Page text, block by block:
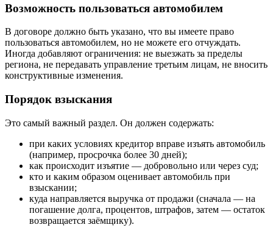
Возможность пользоваться автомобилем
В договоре должно быть указано, что вы имеете право
пользоваться автомобилем, но не можете его отчуждать.
Иногда добавляют ограничения: не выезжать за пределы
региона, не передавать управление третьим лицам, не вносить
конструктивные изменения.
Порядок взыскания
Это самый важный раздел. Он должен содержать:
при каких условиях кредитор вправе изъять автомобиль
(например, просрочка более 30 дней);
как происходит изъятие — добровольно или через суд;
кто и каким образом оценивает автомобиль при
взыскании;
куда направляется выручка от продажи (сначала — на
погашение долга, процентов, штрафов, затем — остаток
возвращается заёмщику).